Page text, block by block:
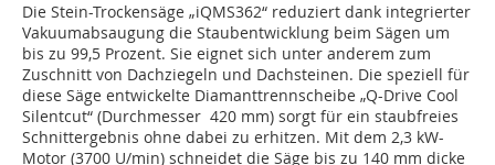
Die Stein-Trockensäge „iQMS362“ reduziert dank integrierter
Vakuumabsaugung die Staubentwicklung beim Sägen um
bis zu 99,5 Prozent. Sie eignet sich unter anderem zum
Zuschnitt von Dachziegeln und Dachsteinen. Die speziell für
diese Säge entwickelte Diamanttrennscheibe „Q-Drive Cool
Silentcut“ (Durchmesser 420 mm) sorgt für ein staubfreies
Schnittergebnis ohne dabei zu erhitzen. Mit dem 2,3 kW-
Motor (3700 U/min) schneidet die Säge bis zu 140 mm dicke